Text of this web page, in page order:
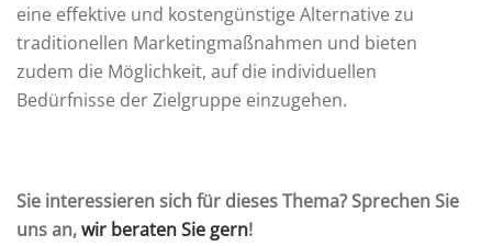
eine effektive und kostengünstige Alternative zu
traditionellen Marketingmaßnahmen und bieten
zudem die Möglichkeit, auf die individuellen
Bedürfnisse der Zielgruppe einzugehen.
Sie interessieren sich für dieses Thema? Sprechen Sie
uns an,wir beraten Sie gern!